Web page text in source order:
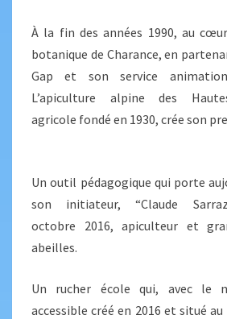
À la fin des années 1990, au
botanique de Charance, en
Gap et son service
L’apiculture alpine des
agricole fondé en 1930, crée son
Un outil pédagogique qui porte
son initiateur, “Claude
octobre 2016, apiculteur et
abeilles.
Un rucher école qui, avec le
accessible créé en 2016 et situé